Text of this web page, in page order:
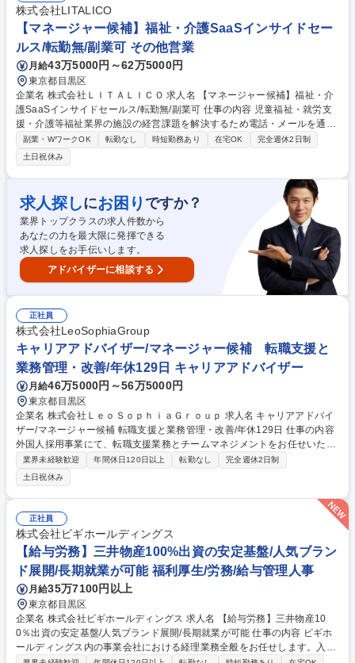
略の立案,実行 募集職種 ★ブランド海外営業【ENFOLD/nagonstance】経
験者歓迎★英語/プライム上場
株式会社LITALICO
【マネージャー候補】福祉・介護SaaSインサイドセー
ルス/転勤無/副業可 その他営業
月給43万5000円～62万5000円
東京都目黒区
企業名 株式会社ＬＩＴＡＬＩＣＯ 求人名 【マネージャー候補】福祉・介
護SaaSインサイドセールス/転勤無/副業可 仕事の内容 児童福祉・就労支
援・介護等福祉業界の施設の経営課題を解決するため電話・メールを通じ
て自社開発のソフトやメディア提案をお任せ。実績やキャリアのご志向に
あわせて、早ければ入社半年で管理職も実現可能。 【詳細】■興味を持っ
ていただいた施設へお電話やメールでアプローチして商談の機会を作りま
す。■コンタクト終了した顧客に対し再度有効化するためのリサイクルプ
ロセス・商談機会の創出■個々の施設の困りごとを丁寧に聞き、最適なIT
サービスを組み合わせた解決策を案内する、コンサルティング要素のある
営業です。※マーケティング部署と協業した企画設計や部門間連携による
プロジェクト等に関わることもあります。 募集職種 【マネージャー候
補】福祉・介護SaaSインサイドセールス/転勤無/副業可
副業・WワークOK 転勤なし 時短勤務あり 在宅OK
完全週休2日制
土日祝休み
求人探しにお困り ですか？
業界トップクラスの求人件数から
あなたの力を最大限に発揮できる
求人探しをお手伝いします。
アドバイザーに相談する
正社員
株式会社LeoSophiaGroup
キャリアアドバイザー/マネージャー候補 転職支援と
業務管理・改善/年休129日 キャリアアドバイザー
月給46万5000円～56万5000円
東京都目黒区
企業名 株式会社ＬｅｏＳｏｐｈｉａＧｒｏｕｐ 求人名 キャリアアドバイ
ザー/マネージャー候補 転職支援と業務管理・改善/年休129日 仕事の内容
外国人採用事業にて、転職支援業務とチームマネジメントをお任せいたし
ます。面談対応に加え、メンバーが安心して働ける環境づくりや、より良
い支援につながる業務改善・仕組みづくりにも携わっていただきます。
【具体的な業務内容】 ■求職者とのキャリア面談・求人紹介・マッチング
支援 ■選考フォロー ■マネジメント業務として、戦略策定・KPI設計・目標
管理 ■業務改善・オペレーション設計 ■チーム連携・仕組みづくり 等 募集
職種 キャリアアドバイザー/マネージャー候補 転職支援と業務管理・改善/
年休129日
業界未経験歓迎 年間休日120日以上 転勤なし
完全週休2日制
土日祝休み
正社員
株式会社ビギホールディングス
【給与労務】三井物産100%出資の安定基盤/人気ブラン
ド展開/長期就業が可能 福利厚生/労務/給与管理人事
月給35万7100円以上
東京都目黒区
企業名 株式会社ビギホールディングス 求人名 【給与労務】三井物産10
0％出資の安定基盤/人気ブランド展開/長期就業が可能 仕事の内容 ビギホ
ールディングス内の事業会社における経理業務全般をお任せします。入力